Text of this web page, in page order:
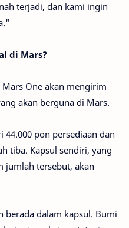
terjadi, dan kami ingin
di Mars?
One akan mengirim
akan berguna di Mars.
44.000 pon persediaan dan
tiba. Kapsul sendiri, yang
jumlah tersebut, akan
berada dalam kapsul. Bumi